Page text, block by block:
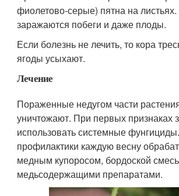
фиолетово-серые) пятна на
заражаются побеги и даже плоды.
Если болезнь не лечить, то кора
ягоды усыхают.
Лечение
Пораженные недугом части
уничтожают. При первых признаках
использовать системные
профилактики каждую весну
медным купоросом, бордоской
медьсодержащими препаратами.